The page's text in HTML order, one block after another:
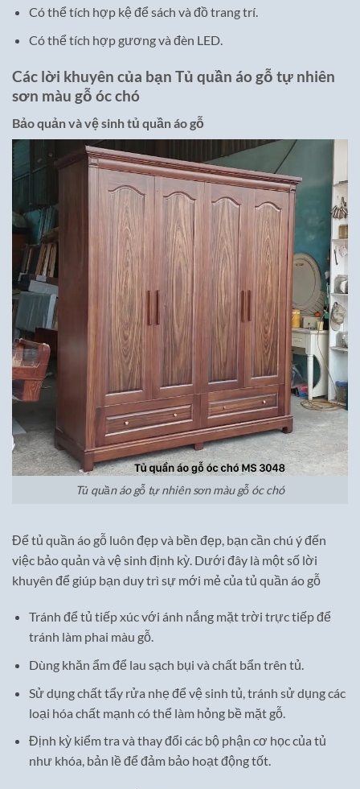
Có thể tích hợp kệ để sách và đồ trang trí.
Có thể tích hợp gương và đèn LED.
Các lời khuyên của bạn Tủ quần áo gỗ tự nhiên
sơn màu gỗ óc chó
Bảo quản và vệ sinh tủ quần áo gỗ
Tủ quần áo gỗ tự nhiên sơn màu gỗ óc chó
Để tủ quần áo gỗ luôn đẹp và bền đẹp, bạn cần chú ý đến
việc bảo quản và vệ sinh định kỳ. Dưới đây là một số lời
khuyên để giúp bạn duy trì sự mới mẻ của tủ quần áo gỗ
Tránh để tủ tiếp xúc với ánh nắng mặt trời trực tiếp để
tránh làm phai màu gỗ.
Dùng khăn ẩm để lau sạch bụi và chất bẩn trên tủ.
Sử dụng chất tẩy rửa nhẹ để vệ sinh tủ, tránh sử dụng các
loại hóa chất mạnh có thể làm hỏng bề mặt gỗ.
Định kỳ kiểm tra và thay đổi các bộ phận cơ học của tủ
như khóa, bản lề để đảm bảo hoạt động tốt.